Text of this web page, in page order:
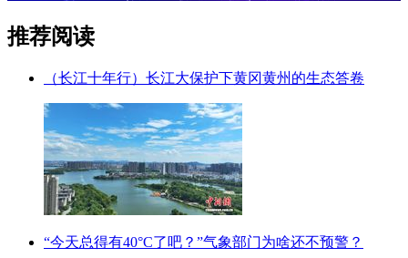
推荐阅读
（长江十年行）长江大保护下黄冈黄州的生态答卷
“今天总得有40°C了吧？”气象部门为啥还不预警？